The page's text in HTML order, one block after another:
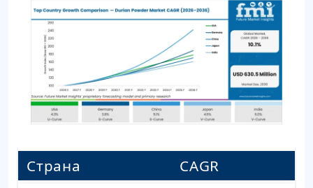
Страна CAGR